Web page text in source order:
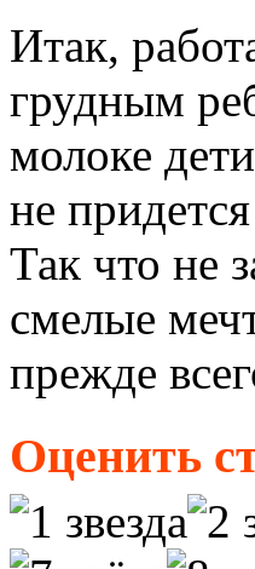
Итак,
грудным
молоке
не
Так что не
смелые
прежде
Оценить